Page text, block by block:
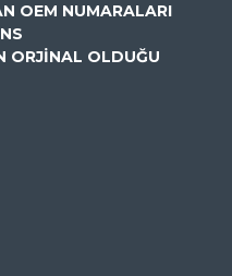
OEM NUMARALARI
ORJİNAL OLDUĞU